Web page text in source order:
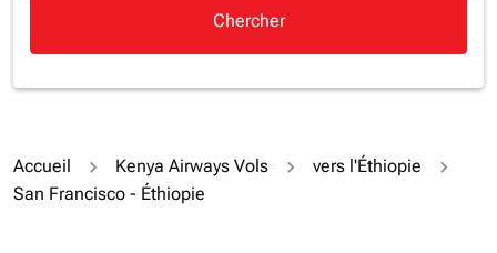
Chercher
Accueil Kenya Airways Vols
vers l'Éthiopie
San Francisco - Éthiopie